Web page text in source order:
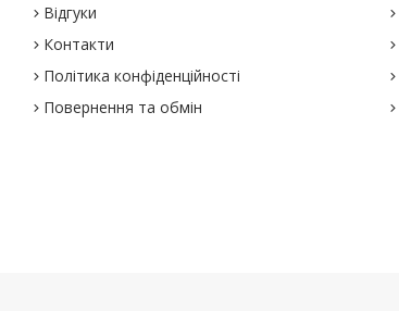
Відгуки
Контакти
Політика конфіденційності
Повернення та обмін